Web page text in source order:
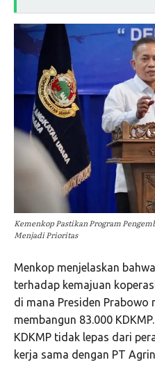
Kemenkop Pastikan Program
Menjadi Prioritas
Menkop menjelaskan
terhadap kemajuan
di mana Presiden Prabowo
membangun 83.000
KDKMP tidak lepas dari
kerja sama dengan PT